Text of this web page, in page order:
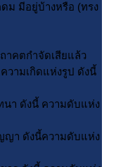
มีอยู่บ้างหรือ (ทรง
ตกำจัดเสียแล้ว
มเกิดแห่งรูป ดังนี้
ดังนี้ ความดับแห่ง
ดังนี้ความดับแห่ง